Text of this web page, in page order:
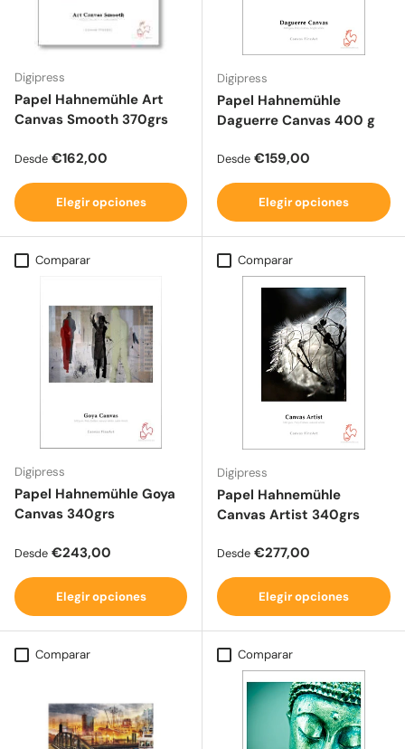
Digipress
Papel Hahnemühle Art
Canvas Smooth 370grs
Precio normal
Desde €162,00
Elegir opciones
Digipress
Papel Hahnemühle
Daguerre Canvas 400 g
Precio normal
Desde €159,00
Elegir opciones
Comparar
Digipress
Papel Hahnemühle Goya
Canvas 340grs
Precio normal
Desde €243,00
Elegir opciones
Comparar
Digipress
Papel Hahnemühle
Canvas Artist 340grs
Precio normal
Desde €277,00
Elegir opciones
Comparar Comparar